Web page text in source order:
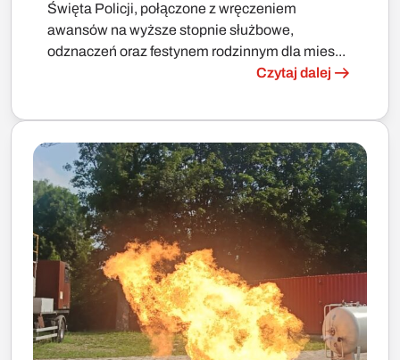
Święta Policji, połączone z wręczeniem
awansów na wyższe stopnie służbowe,
odznaczeń oraz festynem rodzinnym dla mies...
Czytaj dalej